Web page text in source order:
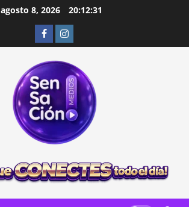
agosto 8, 2026 20:12:32
FacebookInstagram